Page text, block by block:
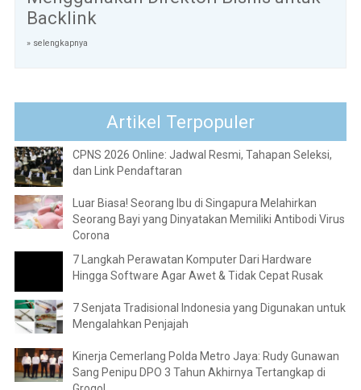
Backlink
» selengkapnya
Artikel Terpopuler
CPNS 2026 Online: Jadwal Resmi, Tahapan Seleksi,
dan Link Pendaftaran
Luar Biasa! Seorang Ibu di Singapura Melahirkan
Seorang Bayi yang Dinyatakan Memiliki Antibodi Virus
Corona
7 Langkah Perawatan Komputer Dari Hardware
Hingga Software Agar Awet & Tidak Cepat Rusak
7 Senjata Tradisional Indonesia yang Digunakan untuk
Mengalahkan Penjajah
Kinerja Cemerlang Polda Metro Jaya: Rudy Gunawan
Sang Penipu DPO 3 Tahun Akhirnya Tertangkap di